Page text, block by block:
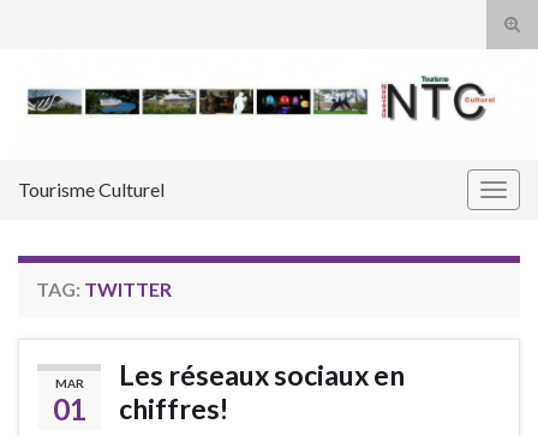
Tourisme Culturel
TAG: TWITTER
MAR
01
Les réseaux sociaux en
chiffres!